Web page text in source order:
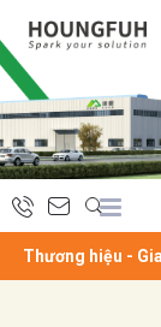
Thương hiệu -